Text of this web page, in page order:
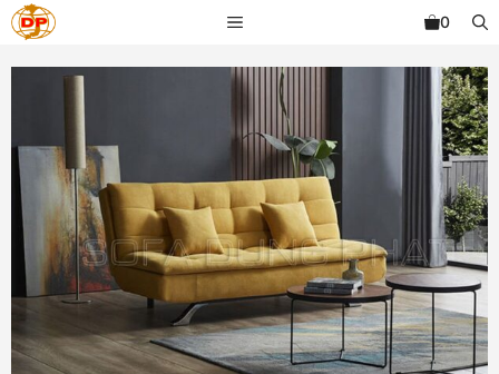
Chuyển
đến
nội
MENU 0